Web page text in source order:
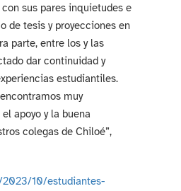
sus pares inquietudes e
de tesis y proyecciones en
parte, entre los y las
dar continuidad y
estudiantiles.
muy
apoyo y la buena
colegas de Chiloé”,
2023/10/estudiantes-